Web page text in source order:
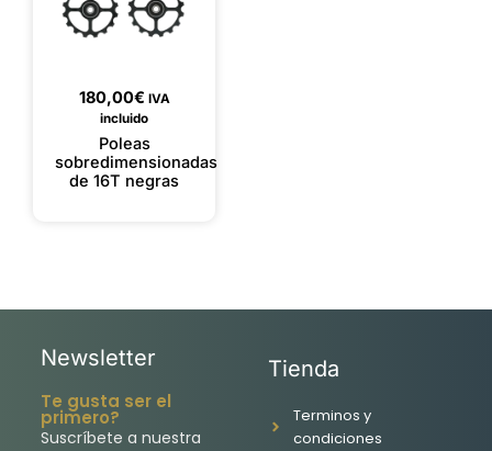
180,00€ IVA
incluido
Poleas
sobredimensionadas
de 16T negras
Newsletter
Te gusta ser el
primero?
Suscríbete a nuestra
Tienda
Terminos y
condiciones